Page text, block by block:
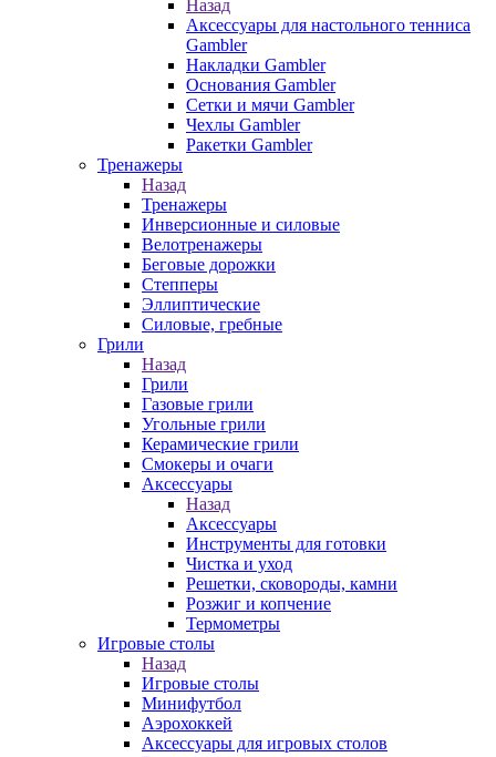
Назад
Аксессуары для настольного тенниса
Gambler
Накладки Gambler
Основания Gambler
Сетки и мячи Gambler
Чехлы Gambler
Ракетки Gambler
Тренажеры
Назад
Тренажеры
Инверсионные и силовые
Велотренажеры
Беговые дорожки
Степперы
Эллиптические
Силовые, гребные
Грили
Назад
Грили
Газовые грили
Угольные грили
Керамические грили
Смокеры и очаги
Аксессуары
Назад
Аксессуары
Инструменты для готовки
Чистка и уход
Решетки, сковороды, камни
Розжиг и копчение
Термометры
Игровые столы
Назад
Игровые столы
Минифутбол
Аэрохоккей
Аксессуары для игровых столов